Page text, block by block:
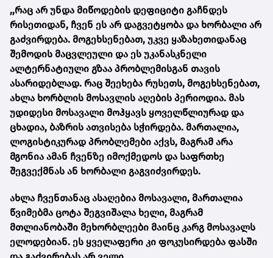
,,რაც არ უნდა მიწოდების დეფიციტი გაჩნდეს
რისეთიდან, ჩვენ ეს არ დაგვეტყობა და ხორბალი არ
გაძვირდება. მოგეხსენებათ, უკვე ყაზახეთიდანაც
შემოდის მაცვლეული და ეს უკანასკნელი
ალტერნატიული გზაა პრობლემისგან თავის
ასარიდებლად. რაც შეეხება რუსეთს, მოგეხსენებათ,
ახლა ხორბლის მოსავლის აღების პერიოდია. მას
უდიდესი მოსავალი მოჰყავს ყოველწლიურად და
ცხადია, ბაზრის ათვისება სჭირდება. მართალია,
ლოგისტიკურად პრობლემები აქვს, მაგრამ არა
მგონია ამან ჩვენზე იმოქმედოს და საფრთხე
შეგვექმნას ან ხორბალი გაგვიძვირდეს.
ახლა ჩვენთანაც ასაღებია მოსავალი, მართალია
წვიმებმა ცოტა შეგვიშალა ხელი, მაგრამ
მთლიანობაში მეხორბლეები მაინც კარგ მოსავალს
ელოდებიან. ეს ყველაფერი კი ფოკუსირდება ფასში